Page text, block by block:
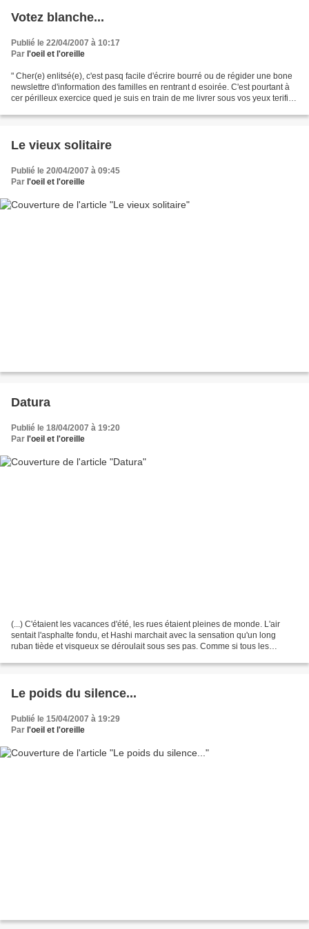
Votez blanche...
Publié le 22/04/2007 à 10:17
Par l'oeil et l'oreille
" Cher(e) enlitsé(e), c'est pasq facile d'écrire bourré ou de régider une bone
newslettre d'information des familles en rentrant d esoirée. C'est pourtant à
cer périlleux exercice qued je suis en train de me livrer sous vos yeux terifiés
Le vieux solitaire
Publié le 20/04/2007 à 09:45
Par l'oeil et l'oreille
Datura
Publié le 18/04/2007 à 19:20
Par l'oeil et l'oreille
(...) C'étaient les vacances d'été, les rues étaient pleines de monde. L'air
sentait l'asphalte fondu, et Hashi marchait avec la sensation qu'un long
ruban tiède et visqueux se déroulait sous ses pas. Comme si tous les
Le poids du silence...
Publié le 15/04/2007 à 19:29
Par l'oeil et l'oreille